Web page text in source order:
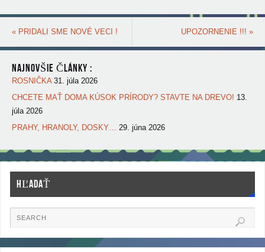
«PRIDALI SME NOVÉ VECI ! UPOZORNENIE !!!»
NAJNOVŠIE ČLÁNKY :
ROSNIČKA 31. júla 2026
CHCETE MAŤ DOMA KÚSOK PRÍRODY? STAVTE NA DREVO! 13.
júla 2026
PRAHY, HRANOLY, DOSKY… 29. júna 2026
HĽADAŤ